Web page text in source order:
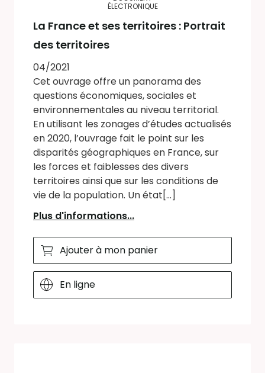
ÉLECTRONIQUE
La France et ses territoires : Portrait
des territoires
04/2021
Cet ouvrage offre un panorama des
questions économiques, sociales et
environnementales au niveau territorial.
En utilisant les zonages d’études actualisés
en 2020, l’ouvrage fait le point sur les
disparités géographiques en France, sur
les forces et faiblesses des divers
territoires ainsi que sur les conditions de
vie de la population. Un état[...]
Plus d'informations...
Ajouter à mon panier
En ligne